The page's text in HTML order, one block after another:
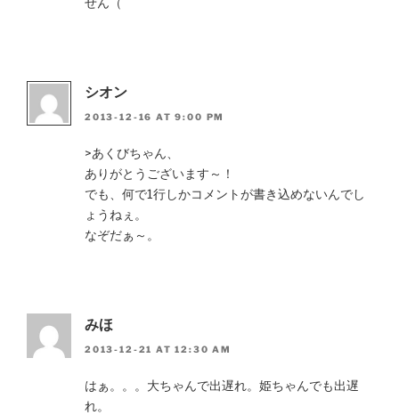
シオン
2013-12-16 AT 9:00 PM
>あくびちゃん、
ありがとうございます～！
でも、何で1行しかコメントが書き込めないんでし
ょうねぇ。
なぞだぁ～。
みほ
2013-12-21 AT 12:30 AM
はぁ。。。大ちゃんで出遅れ。姫ちゃんでも出遅
れ。